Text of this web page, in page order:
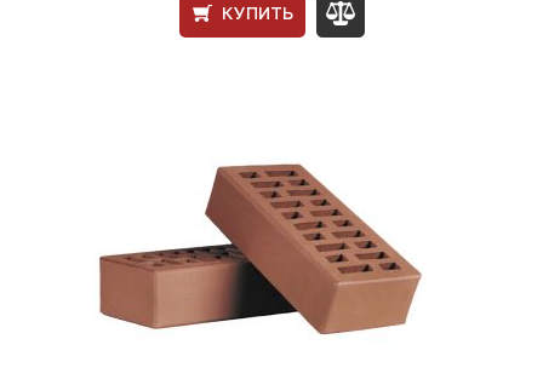
КУПИТЬ